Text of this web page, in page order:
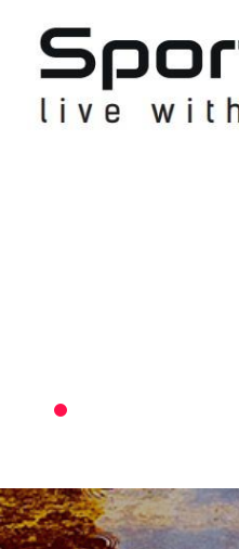
5KM
RUN